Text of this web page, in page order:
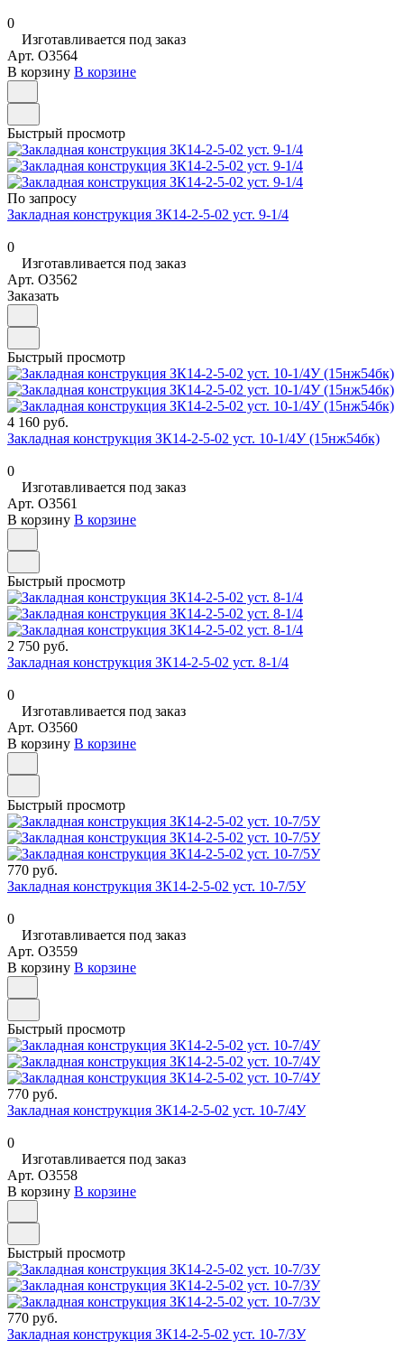
0
Изготавливается под заказ
Арт. O3564
В корзину В корзине
Быстрый просмотр
По запросу
Закладная конструкция ЗК14-2-5-02 уст. 9-1/4
0
Изготавливается под заказ
Арт. O3562
Заказать
Быстрый просмотр
4 160 руб.
Закладная конструкция ЗК14-2-5-02 уст. 10-1/4У (15нж54бк)
0
Изготавливается под заказ
Арт. O3561
В корзину В корзине
Быстрый просмотр
2 750 руб.
Закладная конструкция ЗК14-2-5-02 уст. 8-1/4
0
Изготавливается под заказ
Арт. O3560
В корзину В корзине
Быстрый просмотр
770 руб.
Закладная конструкция ЗК14-2-5-02 уст. 10-7/5У
0
Изготавливается под заказ
Арт. O3559
В корзину В корзине
Быстрый просмотр
770 руб.
Закладная конструкция ЗК14-2-5-02 уст. 10-7/4У
0
Изготавливается под заказ
Арт. O3558
В корзину В корзине
Быстрый просмотр
770 руб.
Закладная конструкция ЗК14-2-5-02 уст. 10-7/3У